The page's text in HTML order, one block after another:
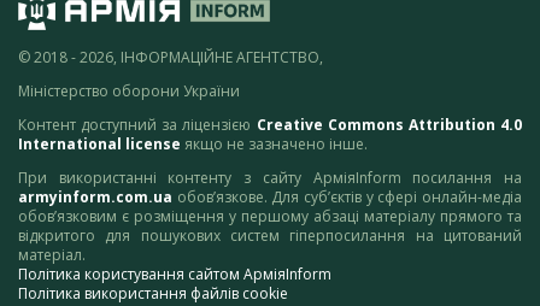
© 2018 - 2026, ІНФОРМАЦІЙНЕ АГЕНТСТВО,
Міністерство оборони України
Контент доступний за ліцензією Creative Commons Attribution 4.0
International license якщо не зазначено інше.
При використанні контенту з сайту АрміяInform посилання на
armyinform.com.ua обов’язкове. Для суб’єктів у сфері онлайн-медіа
обов’язковим є розміщення у першому абзаці матеріалу прямого та
відкритого для пошукових систем гіперпосилання на цитований
матеріал.
Політика користування сайтом АрміяInform
Політика використання файлів cookie